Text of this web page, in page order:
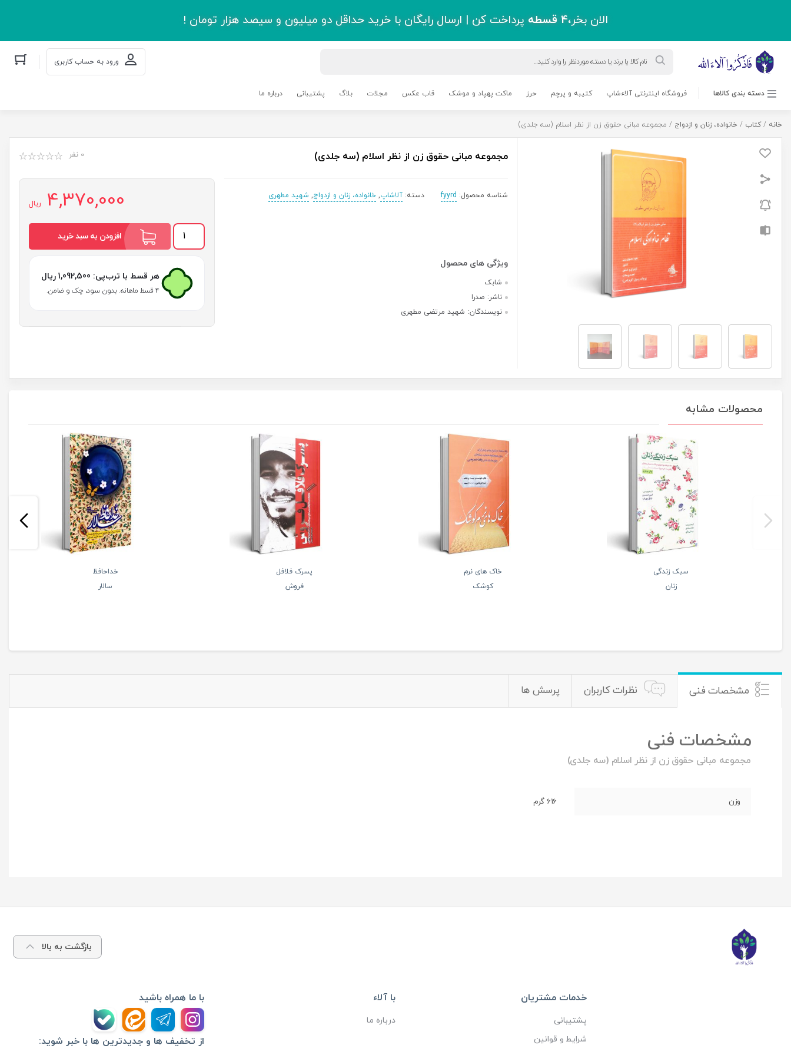
الان بخر،4 قسطه پرداخت کن | ارسال رایگان با خرید حداقل دو میلیون و سیصد هزار تومان !
search ورود به حساب کاربری
دسته بندی کالاها فروشگاه اینترنتی آلاءشاپ کتیبه و پرچم حرز ماکت پهپاد و موشک قاب عکس مجلات بلاگ پشتیبانی درباره ما
خانه / کتاب / خانواده، زنان و ازدواج / مجموعه مبانی حقوق زن از نظر اسلام (سه جلدی)
مجموعه مبانی حقوق زن از نظر اسلام (سه جلدی) 0 نفر
شناسه محصول: fyyrd دسته: آلاشاپ, خانواده، زنان و ازدواج, شهید مطهری
شابک
ناشر: صدرا
نویسندگان: شهید مرتضی مطهری
4,370,000 ریال
مجموعه
حقوق
اسلام
افزودن به سبد خرید
هر قسط با ترب‌پی: 1,092,500 ریال
۴ قسط ماهانه. بدون سود، چک و ضامن.
محصولات مشابه
سبک زندگی
زنان
خاک های نرم
کوشک
پسرک فلافل
فروش
خداحافظ
سالار
مشخصات فنی نظرات کاربران پرسش ها
مشخصات فنی
مجموعه مبانی حقوق زن از نظر اسلام (سه جلدی)
وزن 616 گرم
بازگشت به بالا
خدمات مشتریان
پشتیبانی
شرایط و قوانین
با آلاء
درباره ما
از تخفیف ها و جدیدترین ها با خبر شوید:
با ما همراه باشید